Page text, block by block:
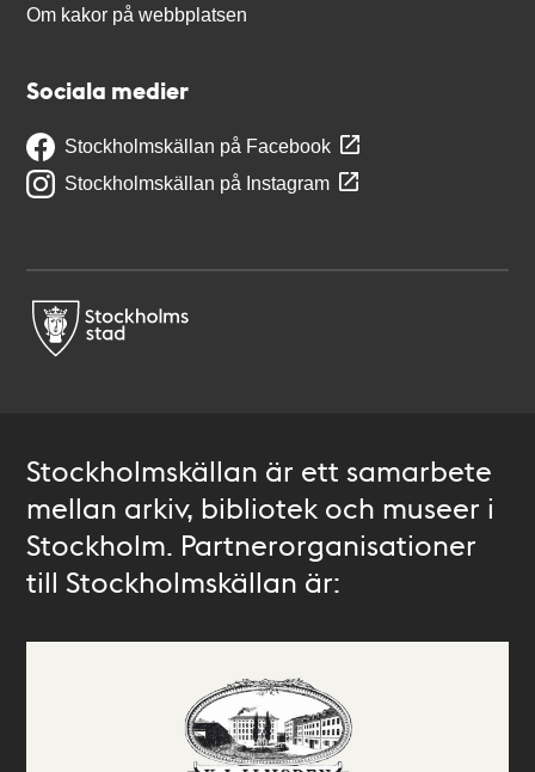
Om kakor på webbplatsen
Sociala medier
Stockholmskällan på Facebook
Stockholmskällan på Instagram
Stockholmskällan är ett samarbete
mellan arkiv, bibliotek och museer i
Stockholm. Partnerorganisationer
till Stockholmskällan är: